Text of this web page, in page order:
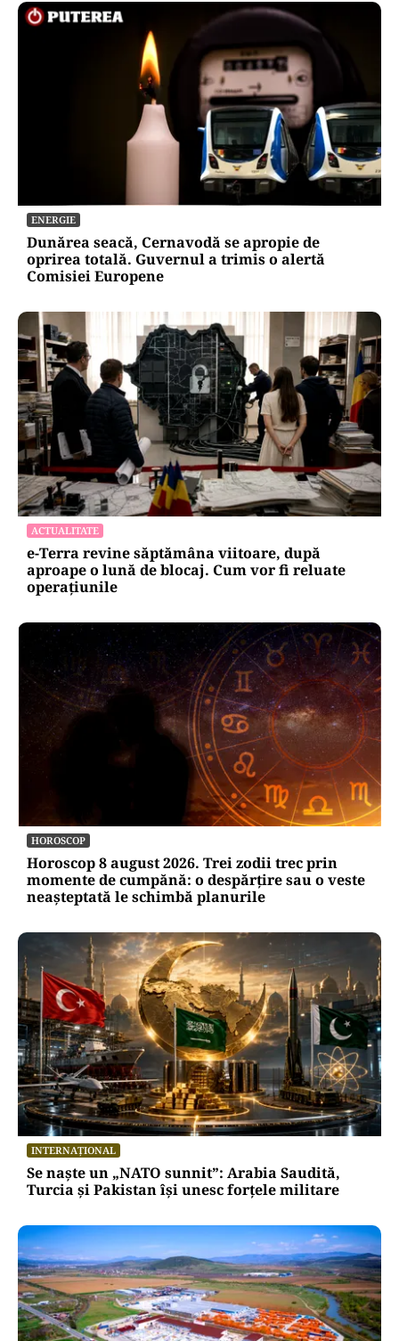
ENERGIE
Dunărea seacă, Cernavodă se apropie de
oprirea totală. Guvernul a trimis o alertă
Comisiei Europene
ACTUALITATE
e-Terra revine săptămâna viitoare, după
aproape o lună de blocaj. Cum vor fi reluate
operațiunile
HOROSCOP
Horoscop 8 august 2026. Trei zodii trec prin
momente de cumpănă: o despărțire sau o veste
neașteptată le schimbă planurile
INTERNAȚIONAL
Se naște un „NATO sunnit”: Arabia Saudită,
Turcia și Pakistan își unesc forțele militare